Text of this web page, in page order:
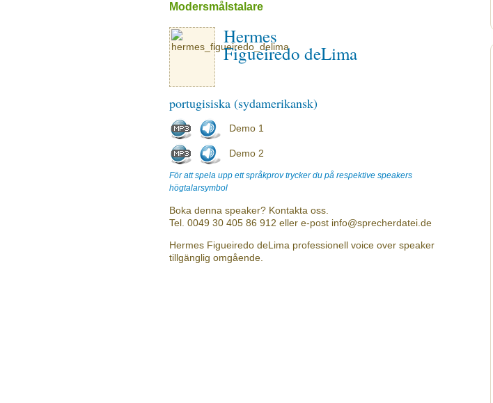
Modersmålstalare
Hermes
Figueiredo deLima
portugisiska (sydamerikansk)
Demo 1
Demo 2
För att spela upp ett språkprov trycker du på respektive speakers
högtalarsymbol
Boka denna speaker? Kontakta oss.
Tel. 0049 30 405 86 912 eller e-post info@sprecherdatei.de
Hermes Figueiredo deLima professionell voice over speaker
tillgänglig omgående.